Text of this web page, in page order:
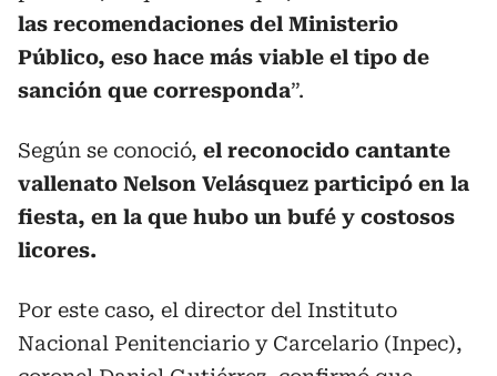
las recomendaciones del Ministerio
Público, eso hace más viable el tipo de
sanción que corresponda”.
Según se conoció, el reconocido cantante
vallenato Nelson Velásquez participó en la
fiesta, en la que hubo un bufé y costosos
licores.
Por este caso, el director del Instituto
Nacional Penitenciario y Carcelario (Inpec),